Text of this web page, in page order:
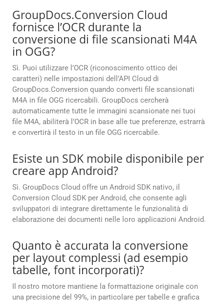
GroupDocs.Conversion Cloud
fornisce l’OCR durante la
conversione di file scansionati M4A
in OGG?
Sì. Puoi utilizzare l’OCR (riconoscimento ottico dei
caratteri) nelle impostazioni dell’API Cloud di
GroupDocs.Conversion quando converti file scansionati
M4A in file OGG ricercabili. GroupDocs cercherà
automaticamente tutte le immagini scansionate nei tuoi
file M4A, abiliterà l’OCR in base alle tue preferenze, estrarrà
e convertirà il testo in un file OGG ricercabile.
Esiste un SDK mobile disponibile per
creare app Android?
Sì. GroupDocs Cloud offre un Android SDK nativo, il
Conversion Cloud SDK per Android, che consente agli
sviluppatori di integrare direttamente le funzionalità di
elaborazione dei documenti nelle loro applicazioni Android.
Quanto è accurata la conversione
per layout complessi (ad esempio
tabelle, font incorporati)?
Il nostro motore mantiene la formattazione originale con
una precisione del 99%, in particolare per tabelle e grafica